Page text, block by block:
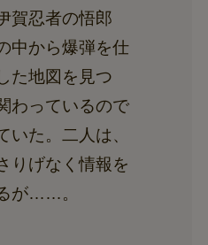
賀忍者の悟郎
中から爆弾を仕
た地図を見つ
わっているので
いた。二人は、
りげなく情報を
が……。